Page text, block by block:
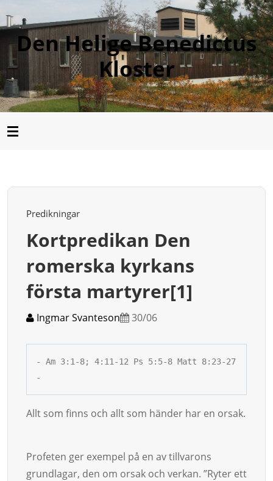
Den Helige Benedictus
Kloster
Predikningar
Kortpredikan Den
romerska kyrkans
första martyrer[1]
Ingmar Svanteson 30/06
- Am 3:1-8; 4:11-12 Ps 5:5-8 Matt 8:23-27
-
Allt som finns och allt som händer har en orsak.
Profeten ger exempel på en av tillvarons
grundlagar, den om or­sak och verkan. ”Ryter ett